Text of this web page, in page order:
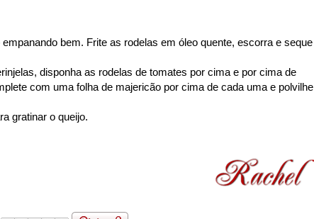
bem. Frite as rodelas em óleo quente, escorra e seque
disponha as rodelas de tomates por cima e por cima de
com uma folha de majericão por cima de cada uma e polvilhe
gratinar o queijo.